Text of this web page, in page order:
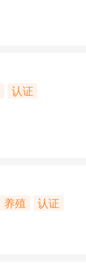
认证
养殖 认证